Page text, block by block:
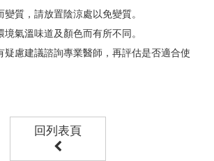
質，請放置陰涼處以免變質。
氣溫味道及顏色而有所不同。
疑慮建議諮詢專業醫師，再評估是否適合使
回列表頁